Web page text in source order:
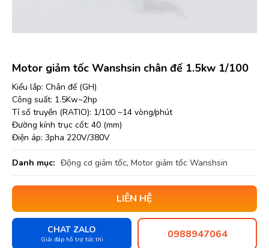
Motor giảm tốc Wanshsin chân đế 1.5kw 1/100
Kiểu lắp: Chân đế (GH)
Công suất: 1.5Kw~2hp
Tỉ số truyền (RATIO): 1/100 ~14 vòng/phút
Đường kính trục cốt: 40 (mm)
Điện áp: 3pha 220V/380V
Danh mục: Động cơ giảm tốc, Motor giảm tốc Wanshsin
LIÊN HỆ
CHAT ZALO
Giải đáp hỗ trợ tức thì 0988947064